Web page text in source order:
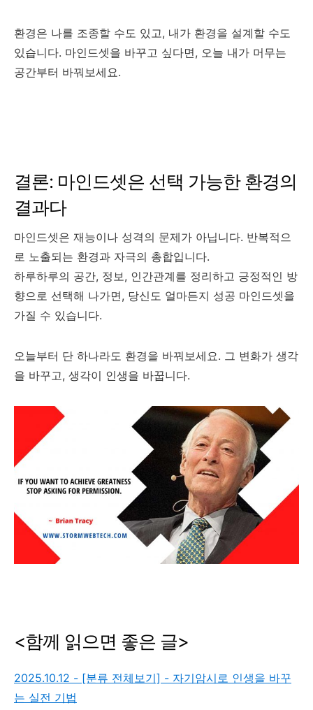
환경은 나를 조종할 수도 있고, 내가 환경을 설계할 수도
있습니다. 마인드셋을 바꾸고 싶다면, 오늘 내가 머무는
공간부터 바꿔보세요.
결론: 마인드셋은 선택 가능한 환경의
결과다
마인드셋은 재능이나 성격의 문제가 아닙니다. 반복적으
로 노출되는 환경과 자극의 총합입니다.
하루하루의 공간, 정보, 인간관계를 정리하고 긍정적인 방
향으로 선택해 나가면, 당신도 얼마든지 성공 마인드셋을
가질 수 있습니다.
오늘부터 단 하나라도 환경을 바꿔보세요. 그 변화가 생각
을 바꾸고, 생각이 인생을 바꿉니다.
<함께 읽으면 좋은 글>
2025.10.12 - [분류 전체보기] - 자기암시로 인생을 바꾸
는 실전 기법